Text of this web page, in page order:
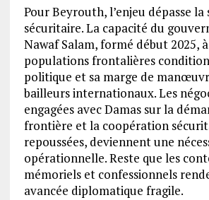
Pour Beyrouth, l’enjeu dépasse
sécuritaire. La capacité du
Nawaf Salam, formé début 2025,
populations frontalières
politique et sa marge de
bailleurs internationaux. Les
engagées avec Damas sur la
frontière et la coopération
repoussées, deviennent une
opérationnelle. Reste que les
mémoriels et confessionnels
avancée diplomatique fragile.